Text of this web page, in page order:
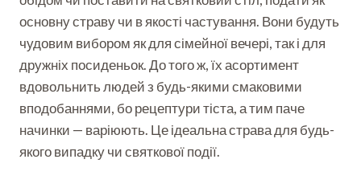
основну страву чи в якості частування. Вони будуть
чудовим вибором як для сімейної вечері, так і для
дружніх посиденьок. До того ж, їх асортимент
вдовольнить людей з будь-якими смаковими
вподобаннями, бо рецептури тіста, а тим паче
начинки — варіюють. Це ідеальна страва для будь-
якого випадку чи святкової події.